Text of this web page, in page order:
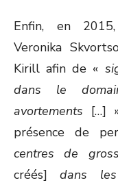
Enfin, en
Veronika
Kirill afin de «
dans le
avortements […]
présence de
centres de
créés]dans